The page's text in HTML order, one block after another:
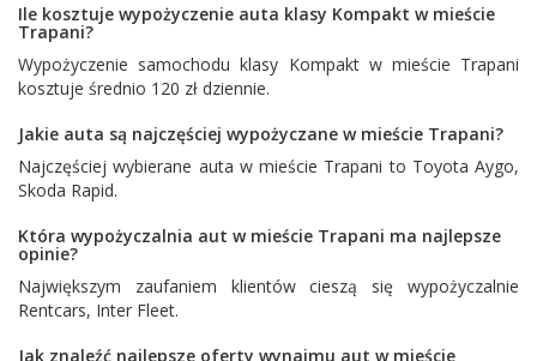
Ile kosztuje wypożyczenie auta klasy Kompakt w mieście
Trapani?
Wypożyczenie samochodu klasy Kompakt w mieście Trapani
kosztuje średnio 120 zł dziennie.
Jakie auta są najczęściej wypożyczane w mieście Trapani?
Najczęściej wybierane auta w mieście Trapani to Toyota Aygo,
Skoda Rapid.
Która wypożyczalnia aut w mieście Trapani ma najlepsze
opinie?
Największym zaufaniem klientów cieszą się wypożyczalnie
Rentcars, Inter Fleet.
Jak znaleźć najlepsze oferty wynajmu aut w mieście